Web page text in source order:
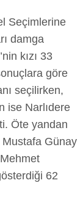
Seçimlerine
damga
kızı 33
göre
seçilirken,
ise Narlıdere
Öte yandan
Günay
62